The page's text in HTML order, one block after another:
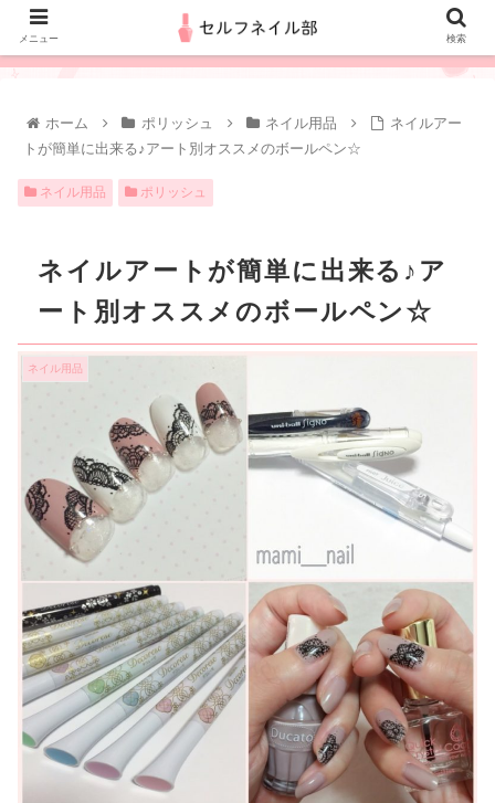
ホーム ポリッシュ ネイル用品
ネイルアー
トが簡単に出来る♪アート別オススメのボールペン☆
ネイル用品 ポリッシュ
ネイルアートが簡単に出来る♪ア
ート別オススメのボールペン☆
ネイル用品
メニュー 検索